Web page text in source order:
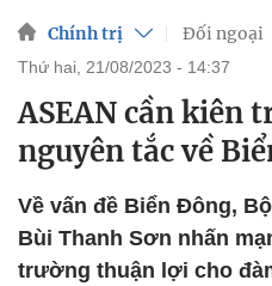
Chính trị Đối ngoại
thứ hai, 21/08/2023 - 14:37
ASEAN cần kiên
nguyên tắc về
Về vấn đề Biển Đông,
Bùi Thanh Sơn nhấn
trường thuận lợi cho